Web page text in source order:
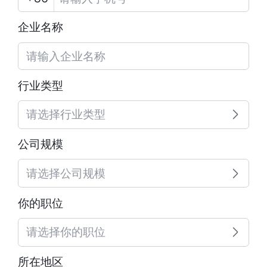
企业名称
行业类型
请选择行业类型
公司规模
请选择公司规模
你的职位
请选择你的职位
所在地区